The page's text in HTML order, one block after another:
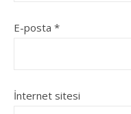
E-posta *
İnternet sitesi